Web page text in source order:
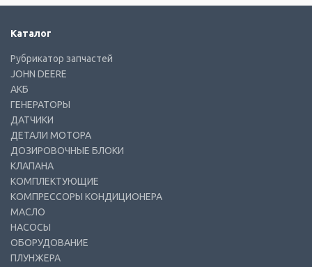
Каталог
Рубрикатор запчастей
JOHN DEERE
АКБ
ГЕНЕРАТОРЫ
ДАТЧИКИ
ДЕТАЛИ МОТОРА
ДОЗИРОВОЧНЫЕ БЛОКИ
КЛАПАНА
КОМПЛЕКТУЮЩИЕ
КОМПРЕССОРЫ КОНДИЦИОНЕРА
МАСЛО
НАСОСЫ
ОБОРУДОВАНИЕ
ПЛУНЖЕРА